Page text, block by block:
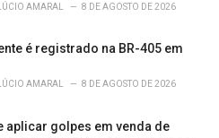
LÚCIO AMARAL 8 DE AGOSTO DE 2026
é registrado na BR-405 em
AMARAL 8 DE AGOSTO DE 2026
aplicar golpes em venda de